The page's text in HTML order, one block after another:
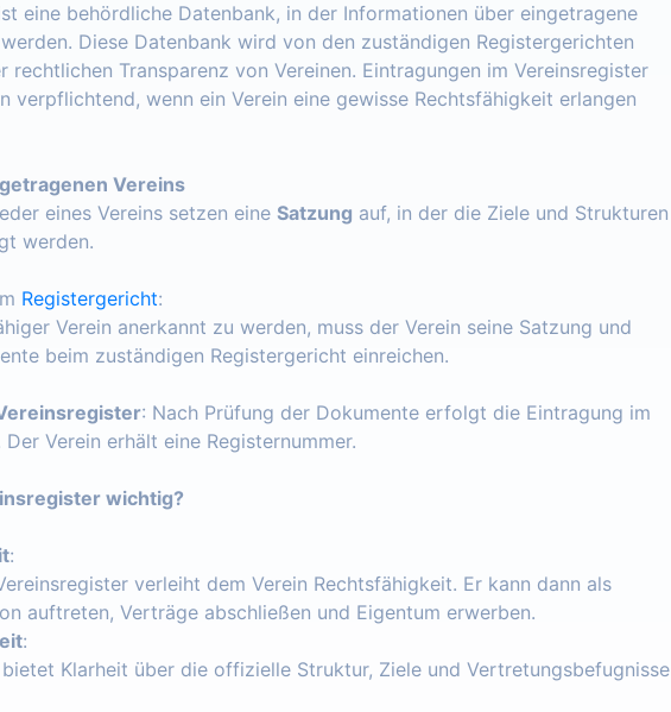
eine behördliche Datenbank, in der Informationen über eingetragene
Diese Datenbank wird von den zuständigen Registergerichten
rechtlichen Transparenz von Vereinen. Eintragungen im Vereinsregister
verpflichtend, wenn ein Verein eine gewisse Rechtsfähigkeit erlangen
Vereins
eines Vereins setzen eine Satzung auf, in der die Ziele und Strukturen
werden.
Registergericht:
Verein anerkannt zu werden, muss der Verein seine Satzung und
beim zuständigen Registergericht einreichen.
: Nach Prüfung der Dokumente erfolgt die Eintragung im
Der Verein erhält eine Registernummer.
wichtig?
:
verleiht dem Verein Rechtsfähigkeit. Er kann dann als
auftreten, Verträge abschließen und Eigentum erwerben.
:
Klarheit über die offizielle Struktur, Ziele und Vertretungsbefugnisse